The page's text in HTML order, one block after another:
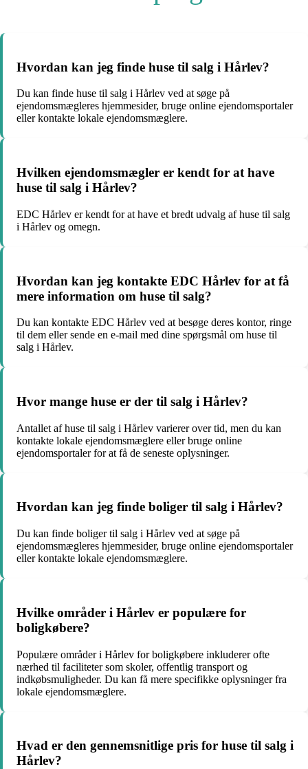
Hvordan kan jeg finde huse til salg i Hårlev?
Du kan finde huse til salg i Hårlev ved at søge på
ejendomsmægleres hjemmesider, bruge online ejendomsportaler
eller kontakte lokale ejendomsmæglere.
Hvilken ejendomsmægler er kendt for at have
huse til salg i Hårlev?
EDC Hårlev er kendt for at have et bredt udvalg af huse til salg
i Hårlev og omegn.
Hvordan kan jeg kontakte EDC Hårlev for at få
mere information om huse til salg?
Du kan kontakte EDC Hårlev ved at besøge deres kontor, ringe
til dem eller sende en e-mail med dine spørgsmål om huse til
salg i Hårlev.
Hvor mange huse er der til salg i Hårlev?
Antallet af huse til salg i Hårlev varierer over tid, men du kan
kontakte lokale ejendomsmæglere eller bruge online
ejendomsportaler for at få de seneste oplysninger.
Hvordan kan jeg finde boliger til salg i Hårlev?
Du kan finde boliger til salg i Hårlev ved at søge på
ejendomsmægleres hjemmesider, bruge online ejendomsportaler
eller kontakte lokale ejendomsmæglere.
Hvilke områder i Hårlev er populære for
boligkøbere?
Populære områder i Hårlev for boligkøbere inkluderer ofte
nærhed til faciliteter som skoler, offentlig transport og
indkøbsmuligheder. Du kan få mere specifikke oplysninger fra
lokale ejendomsmæglere.
Hvad er den gennemsnitlige pris for huse til salg i
Hårlev?